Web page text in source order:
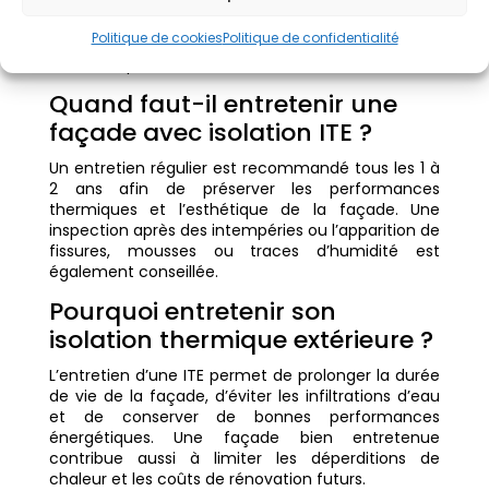
Politique de cookiesPolitique de confidentialité
d’éliminer les salissures. Aussi, les mousses et
Quand faut-il entretenir une
façade avec isolation ITE ?
Un entretien régulier est recommandé tous les 1 à
2 ans afin de préserver les performances
thermiques et l’esthétique de la façade. Une
inspection après des intempéries ou l’apparition de
fissures, mousses ou traces d’humidité est
également conseillée.
Pourquoi entretenir son
isolation thermique extérieure ?
L’entretien d’une ITE permet de prolonger la durée
de vie de la façade, d’éviter les infiltrations d’eau
et de conserver de bonnes performances
énergétiques. Une façade bien entretenue
contribue aussi à limiter les déperditions de
chaleur et les coûts de rénovation futurs.